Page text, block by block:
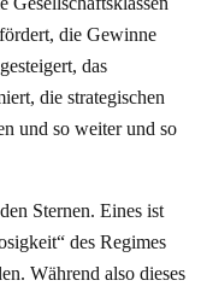
die Gewinne
das
die strategischen
und so weiter und so
Sternen. Eines ist
des Regimes
Während also dieses